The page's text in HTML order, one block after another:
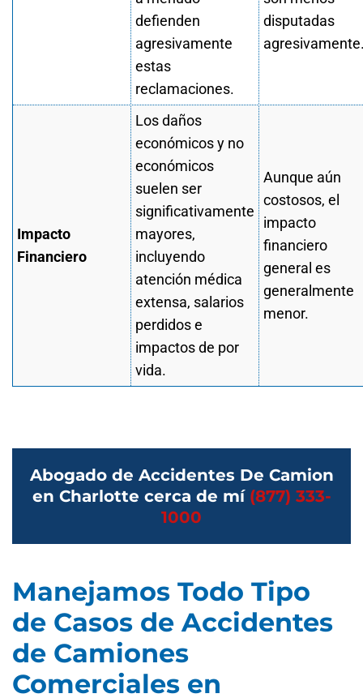
defienden
agresivamente
estas
reclamaciones.
disputadas
Impacto
Financiero
Los daños
económicos y no
económicos
suelen ser
significativamente
mayores,
incluyendo
atención médica
extensa, salarios
perdidos e
impactos de por
vida.
Aunque aún
costosos, el
impacto
financiero
general es
generalmente
menor.
Abogado de Accidentes De Camion
en Charlotte cerca de mí (877) 333-
1000
Manejamos Todo Tipo
de Casos de Accidentes
de Camiones
Comerciales en